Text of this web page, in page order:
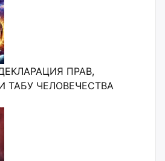
ПРАВ,
ТАБУ ЧЕЛОВЕЧЕСТВА